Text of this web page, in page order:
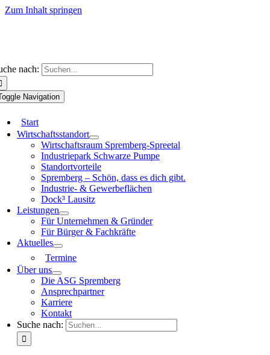
Zum Inhalt springen
nach:
Navigation
Start
Wirtschaftsstandort
Wirtschaftsraum Spremberg-Spreetal
Industriepark Schwarze Pumpe
Standortvorteile
Spremberg – Schön, dass es dich gibt.
Industrie- & Gewerbeflächen
Dock³ Lausitz
Leistungen
Für Unternehmen & Gründer
Für Bürger & Fachkräfte
Aktuelles
Termine
Über uns
Die ASG Spremberg
Ansprechpartner
Karriere
Kontakt
Suche nach: